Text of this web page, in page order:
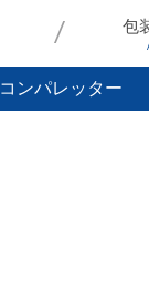
包
コンパレッター